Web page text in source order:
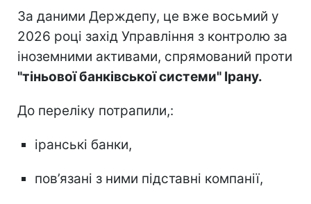
За даними Держдепу, це вже восьмий у
2026 році захід Управління з контролю за
іноземними активами, спрямований проти
"тіньової банківської системи" Ірану.
До переліку потрапили,:
іранські банки,
пов’язані з ними підставні компанії,